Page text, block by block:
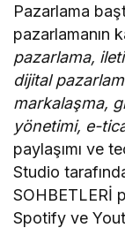
Pazarlama
pazarlamanın
pazarlama,
dijital
markalaşma,
yönetimi, e-
paylaşımı ve
Studio
SOHBETLERİ
Spotify ve